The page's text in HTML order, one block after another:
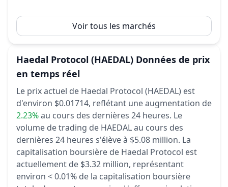
Voir tous les marchés
Haedal Protocol (HAEDAL) Données de prix
en temps réel
Le prix actuel de Haedal Protocol (HAEDAL) est
d'environ $0.01714, reflétant une augmentation de
2.23%au cours des dernières 24 heures. Le
volume de trading de HAEDAL au cours des
dernières 24 heures s'élève à $5.08 million. La
capitalisation boursière de Haedal Protocol est
actuellement de $3.32 million, représentant
environ < 0.01% de la capitalisation boursière